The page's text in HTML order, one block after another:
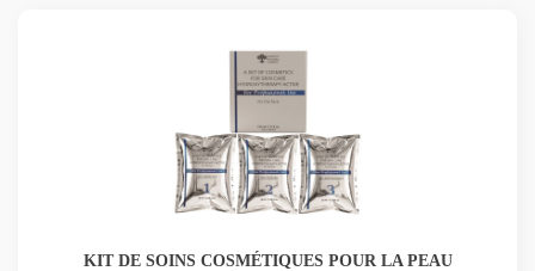
KIT DE SOINS COSMÉTIQUES POUR LA PEAU